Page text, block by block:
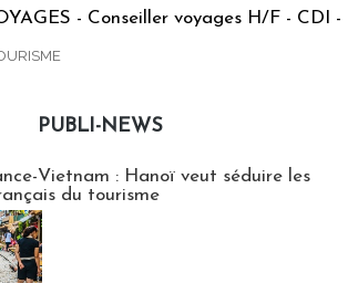
- Conseiller voyages H/F - CDI -
PUBLI-NEWS
Vietnam : Hanoï veut séduire les
du tourisme